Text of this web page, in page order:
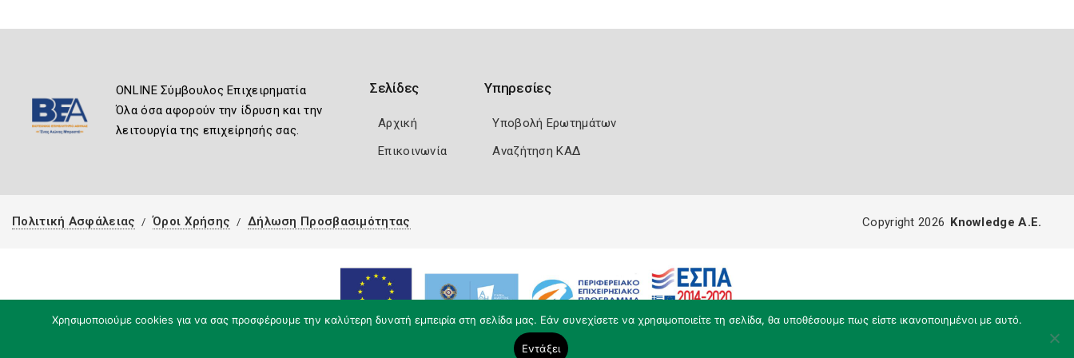
ONLINE Σύμβουλος Επιχειρηματία
Όλα όσα αφορούν την ίδρυση και την
λειτουργία της επιχείρησής σας.
Σελίδες
Αρχική
Επικοινωνία
Υπηρεσίες
Υποβολή Ερωτημάτων
Αναζήτηση ΚΑΔ
Πολιτική Ασφάλειας Όροι Χρήσης Δήλωση Προσβασιμότητας
Χρησιμοποιούμε cookies για να σας προσφέρουμε την καλύτερη δυνατή εμπειρία στη σελίδα μας. Εάν συνεχίσετε να χρησιμοποιείτε τη σελίδα, θα υποθέσουμε πως είστε ικανοποιημένοι με αυτό.
Εντάξει
Copyright 2026 Knowledge A.E.